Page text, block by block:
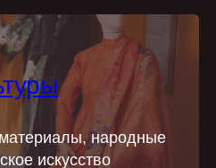
народные
искусство